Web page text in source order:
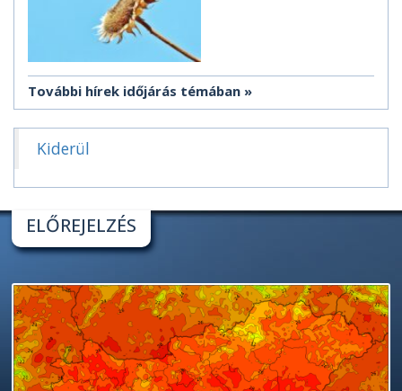
További hírek időjárás témában
Kiderül
ELŐREJELZÉS